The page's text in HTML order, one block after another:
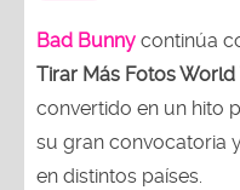
Bad Bunny continúa
Tirar Más Fotos World
convertido en un hito
su gran convocatoria
en distintos países.